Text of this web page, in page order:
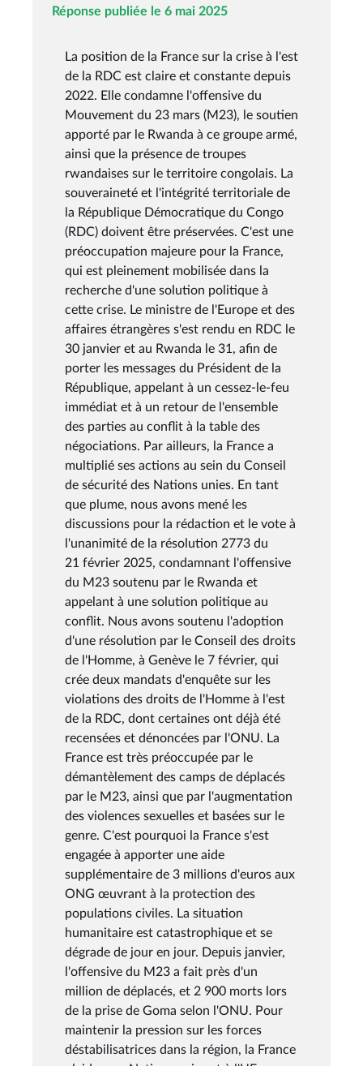
Réponse publiée le 6 mai 2025
La position de la France sur la crise à l'est
de la RDC est claire et constante depuis
2022. Elle condamne l'offensive du
Mouvement du 23 mars (M23), le soutien
apporté par le Rwanda à ce groupe armé,
ainsi que la présence de troupes
rwandaises sur le territoire congolais. La
souveraineté et l'intégrité territoriale de
la République Démocratique du Congo
(RDC) doivent être préservées. C'est une
préoccupation majeure pour la France,
qui est pleinement mobilisée dans la
recherche d'une solution politique à
cette crise. Le ministre de l'Europe et des
affaires étrangères s'est rendu en RDC le
30 janvier et au Rwanda le 31, afin de
porter les messages du Président de la
République, appelant à un cessez-le-feu
immédiat et à un retour de l'ensemble
des parties au conflit à la table des
négociations. Par ailleurs, la France a
multiplié ses actions au sein du Conseil
de sécurité des Nations unies. En tant
que plume, nous avons mené les
discussions pour la rédaction et le vote à
l'unanimité de la résolution 2773 du
21 février 2025, condamnant l'offensive
du M23 soutenu par le Rwanda et
appelant à une solution politique au
conflit. Nous avons soutenu l'adoption
d'une résolution par le Conseil des droits
de l'Homme, à Genève le 7 février, qui
crée deux mandats d'enquête sur les
violations des droits de l'Homme à l'est
de la RDC, dont certaines ont déjà été
recensées et dénoncées par l'ONU. La
France est très préoccupée par le
démantèlement des camps de déplacés
par le M23, ainsi que par l'augmentation
des violences sexuelles et basées sur le
genre. C'est pourquoi la France s'est
engagée à apporter une aide
supplémentaire de 3 millions d'euros aux
ONG œuvrant à la protection des
populations civiles. La situation
humanitaire est catastrophique et se
dégrade de jour en jour. Depuis janvier,
l'offensive du M23 a fait près d'un
million de déplacés, et 2 900 morts lors
de la prise de Goma selon l'ONU. Pour
maintenir la pression sur les forces
déstabilisatrices dans la région, la France